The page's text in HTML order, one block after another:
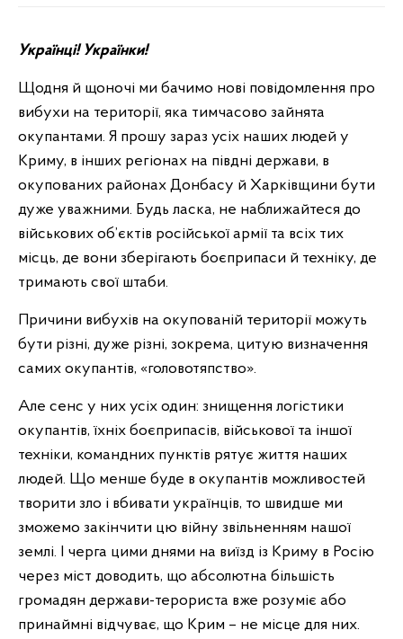
Українці! Українки!
Щодня й щоночі ми бачимо нові повідомлення про
вибухи на території, яка тимчасово зайнята
окупантами. Я прошу зараз усіх наших людей у
Криму, в інших регіонах на півдні держави, в
окупованих районах Донбасу й Харківщини бути
дуже уважними. Будь ласка, не наближайтеся до
військових об’єктів російської армії та всіх тих
місць, де вони зберігають боєприпаси й техніку, де
тримають свої штаби.
Причини вибухів на окупованій території можуть
бути різні, дуже різні, зокрема, цитую визначення
самих окупантів, «головотяпство».
Але сенс у них усіх один: знищення логістики
окупантів, їхніх боєприпасів, військової та іншої
техніки, командних пунктів рятує життя наших
людей. Що менше буде в окупантів можливостей
творити зло і вбивати українців, то швидше ми
зможемо закінчити цю війну звільненням нашої
землі. І черга цими днями на виїзд із Криму в Росію
через міст доводить, що абсолютна більшість
громадян держави-терориста вже розуміє або
принаймні відчуває, що Крим – не місце для них.